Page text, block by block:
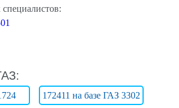
172411 на базе ГАЗ 3302